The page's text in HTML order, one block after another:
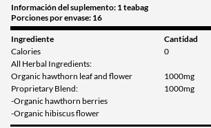
Información del suplemento: 1 teabag
Porciones por envase: 16
Ingrediente Cantidad
Calories
0
All Herbal Ingredients:
Organic hawthorn leaf and flower
1000mg
Proprietary Blend:
1000mg
-Organic hawthorn berries
-Organic hibiscus flower